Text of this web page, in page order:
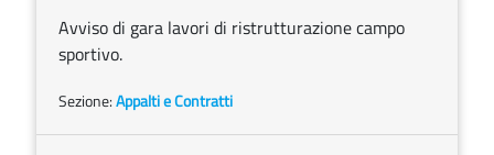
Avviso di gara lavori di ristrutturazione campo
sportivo.
Sezione:Appalti e Contratti